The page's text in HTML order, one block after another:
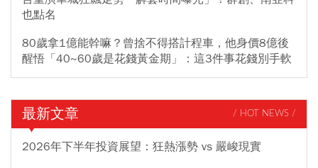
也點名
80歲拿1億能幹嘛？曾捨不得搭計程車，他身價8億後
醒悟「40~60歲是花錢黃金期」：這3件事花錢別手軟
最新文章 / HOT NEWS /
2026年下半年投資展望：狂熱漲勢 vs 嚴峻現實